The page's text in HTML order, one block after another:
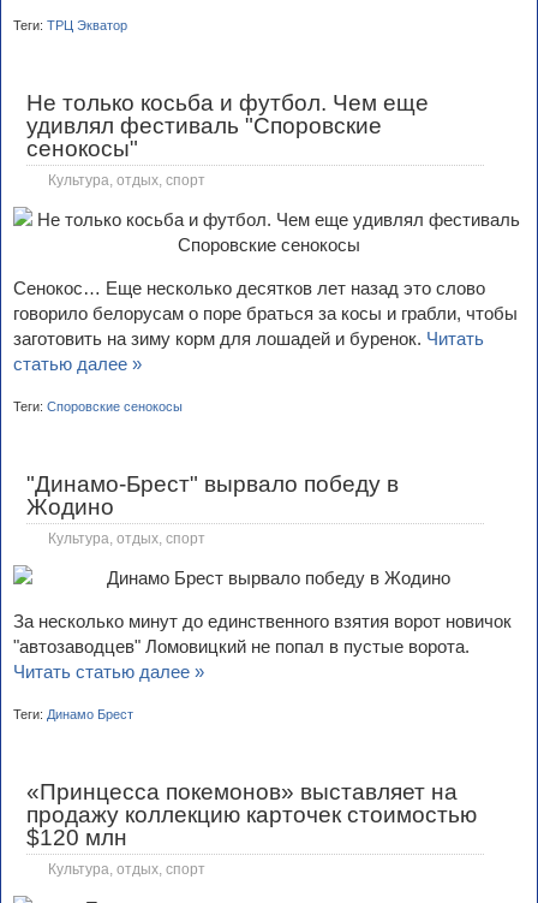
Теги: ТРЦ Экватор
Не только косьба и футбол. Чем еще
удивлял фестиваль "Споровские
сенокосы"
Культура, отдых, спорт
Сенокос… Еще несколько десятков лет назад это слово
говорило белорусам о поре браться за косы и грабли, чтобы
заготовить на зиму корм для лошадей и буренок. Читать
статью далее »
Теги: Споровские сенокосы
"Динамо-Брест" вырвало победу в
Жодино
Культура, отдых, спорт
За несколько минут до единственного взятия ворот новичок
"автозаводцев" Ломовицкий не попал в пустые ворота.
Читать статью далее »
Теги: Динамо Брест
«Принцесса покемонов» выставляет на
продажу коллекцию карточек стоимостью
$120 млн
Культура, отдых, спорт